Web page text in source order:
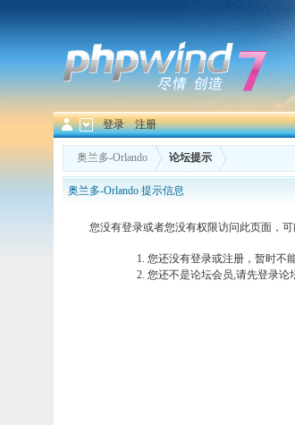
登录 注册
奥兰多-Orlando 论坛提示
奥兰多-Orlando 提示信息
您没有登录或者您没有权限访问此页面，
您还没有登录或注册，暂时不
您还不是论坛会员,请先登录论